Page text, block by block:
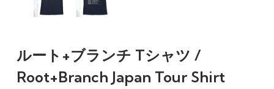
ルート+ブランチ Tシャツ /
Root+Branch Japan Tour Shirt